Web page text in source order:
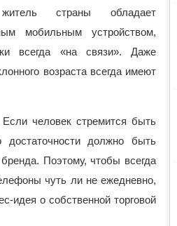
страны обладает
мобильным устройством,
всегда «на связи». Даже
возраста всегда имеют
человек стремится быть
должно быть
Поэтому, чтобы всегда
чуть ли не ежедневно,
идея о собственной торговой